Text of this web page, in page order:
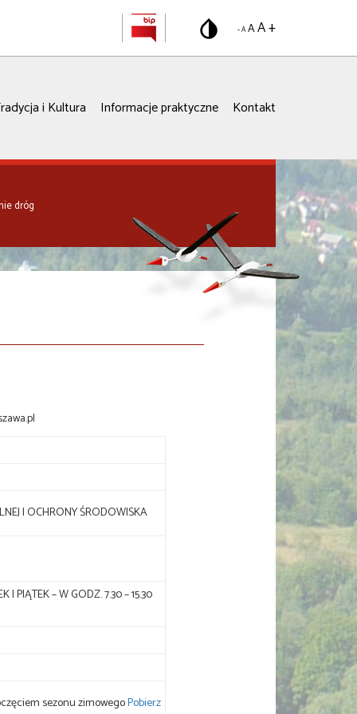
- A AA +
i Kultura Informacje praktyczne Kontakt
dróg
I OCHRONY ŚRODOWISKA
I PIĄTEK – W GODZ. 7.30 – 15.30
sezonu zimowegoPobierz